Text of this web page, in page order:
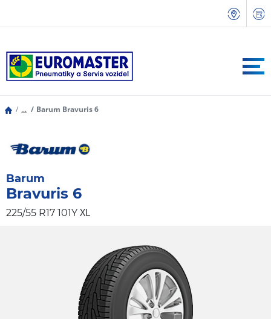
... Barum Bravuris 6
Barum
Bravuris 6
225/55 R17 101Y XL